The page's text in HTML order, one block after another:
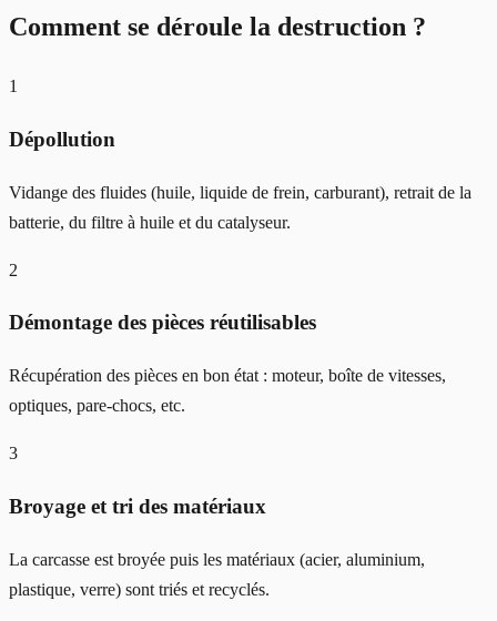
Comment se déroule la destruction ?
1
Dépollution
Vidange des fluides (huile, liquide de frein, carburant), retrait de la
batterie, du filtre à huile et du catalyseur.
2
Démontage des pièces réutilisables
Récupération des pièces en bon état : moteur, boîte de vitesses,
optiques, pare-chocs, etc.
3
Broyage et tri des matériaux
La carcasse est broyée puis les matériaux (acier, aluminium,
plastique, verre) sont triés et recyclés.